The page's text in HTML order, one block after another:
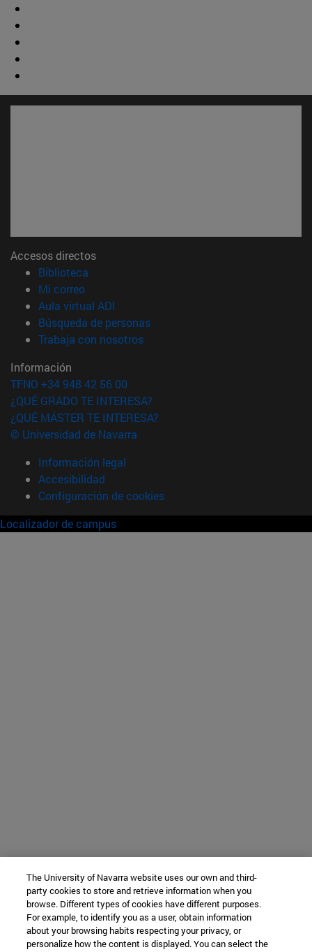
Accesos directos
Biblioteca
Mi correo(abre en nueva ventana)
Aula virtual ADI
Búsqueda de personas(abre en nueva ventana)
Trabaja con nosotros(abre en nueva ventana)
Información
TFNO +34 948 42 56 00
¿QUÉ GRADO TE INTERESA?
¿QUÉ MÁSTER TE INTERESA?
© Universidad de Navarra
Información legal
Accesibilidad
Configuración de cookies
Localizador de campus
The University of Navarra website uses our own and third-
party cookies to store and retrieve information when you
browse. Different types of cookies have different purposes.
For example, to identify you as a user, obtain information
about your browsing habits respecting your privacy, or
personalize how the content is displayed. You can select the